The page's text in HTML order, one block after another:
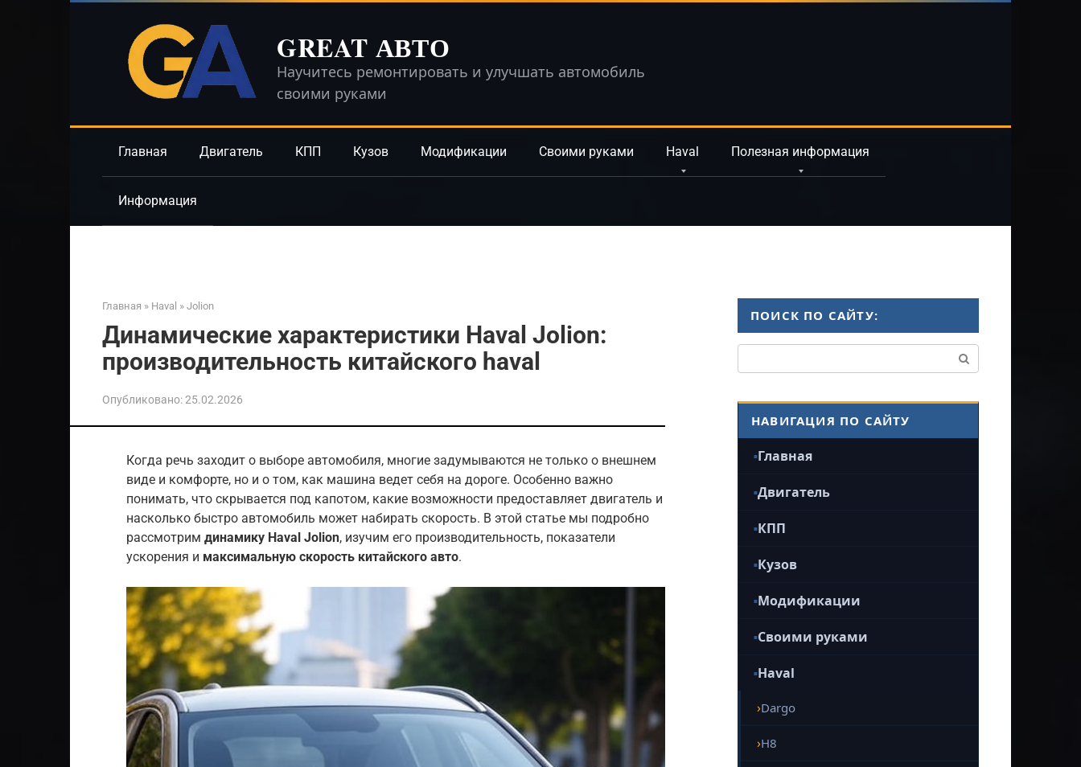
GREAT АВТО
Научитесь ремонтировать и улучшать автомобиль
своими руками
Главная Двигатель КПП Кузов Модификации Своими руками Haval Полезная информация
Информация
Главная » Haval » Jolion
Динамические характеристики Haval Jolion:
производительность китайского haval
Опубликовано:25.02.2026
Когда речь заходит о выборе автомобиля, многие задумываются не только о внешнем
виде и комфорте, но и о том, как машина ведет себя на дороге. Особенно важно
понимать, что скрывается под капотом, какие возможности предоставляет двигатель и
насколько быстро автомобиль может набирать скорость. В этой статье мы подробно
рассмотрим динамику Haval Jolion, изучим его производительность, показатели
ускорения и максимальную скорость китайского авто.
ПОИСК ПО САЙТУ:
НАВИГАЦИЯ ПО САЙТУ
Главная
Двигатель
КПП
Кузов
Модификации
Своими руками
Haval
Dargo
H8